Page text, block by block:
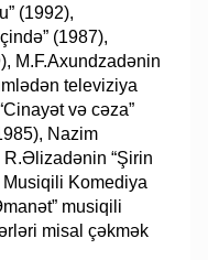
(1992),
(1987),
M.F.Axundzadənin
televiziya
və cəza”
Nazim
R.Əlizadənin “Şirin
Musiqili Komediya
musiqili
misal çəkmək